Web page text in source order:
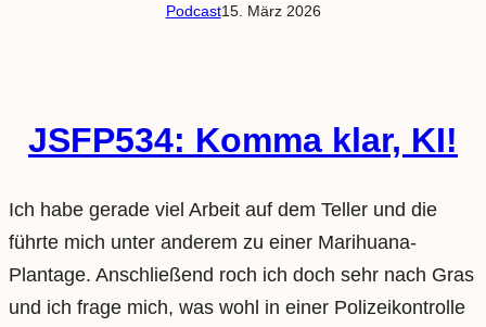
Podcast15. März 2026
JSFP534: Komma klar, KI!
Ich habe gerade viel Arbeit auf dem Teller und die
führte mich unter anderem zu einer Marihuana-
Plantage. Anschließend roch ich doch sehr nach Gras
und ich frage mich, was wohl in einer Polizeikontrolle